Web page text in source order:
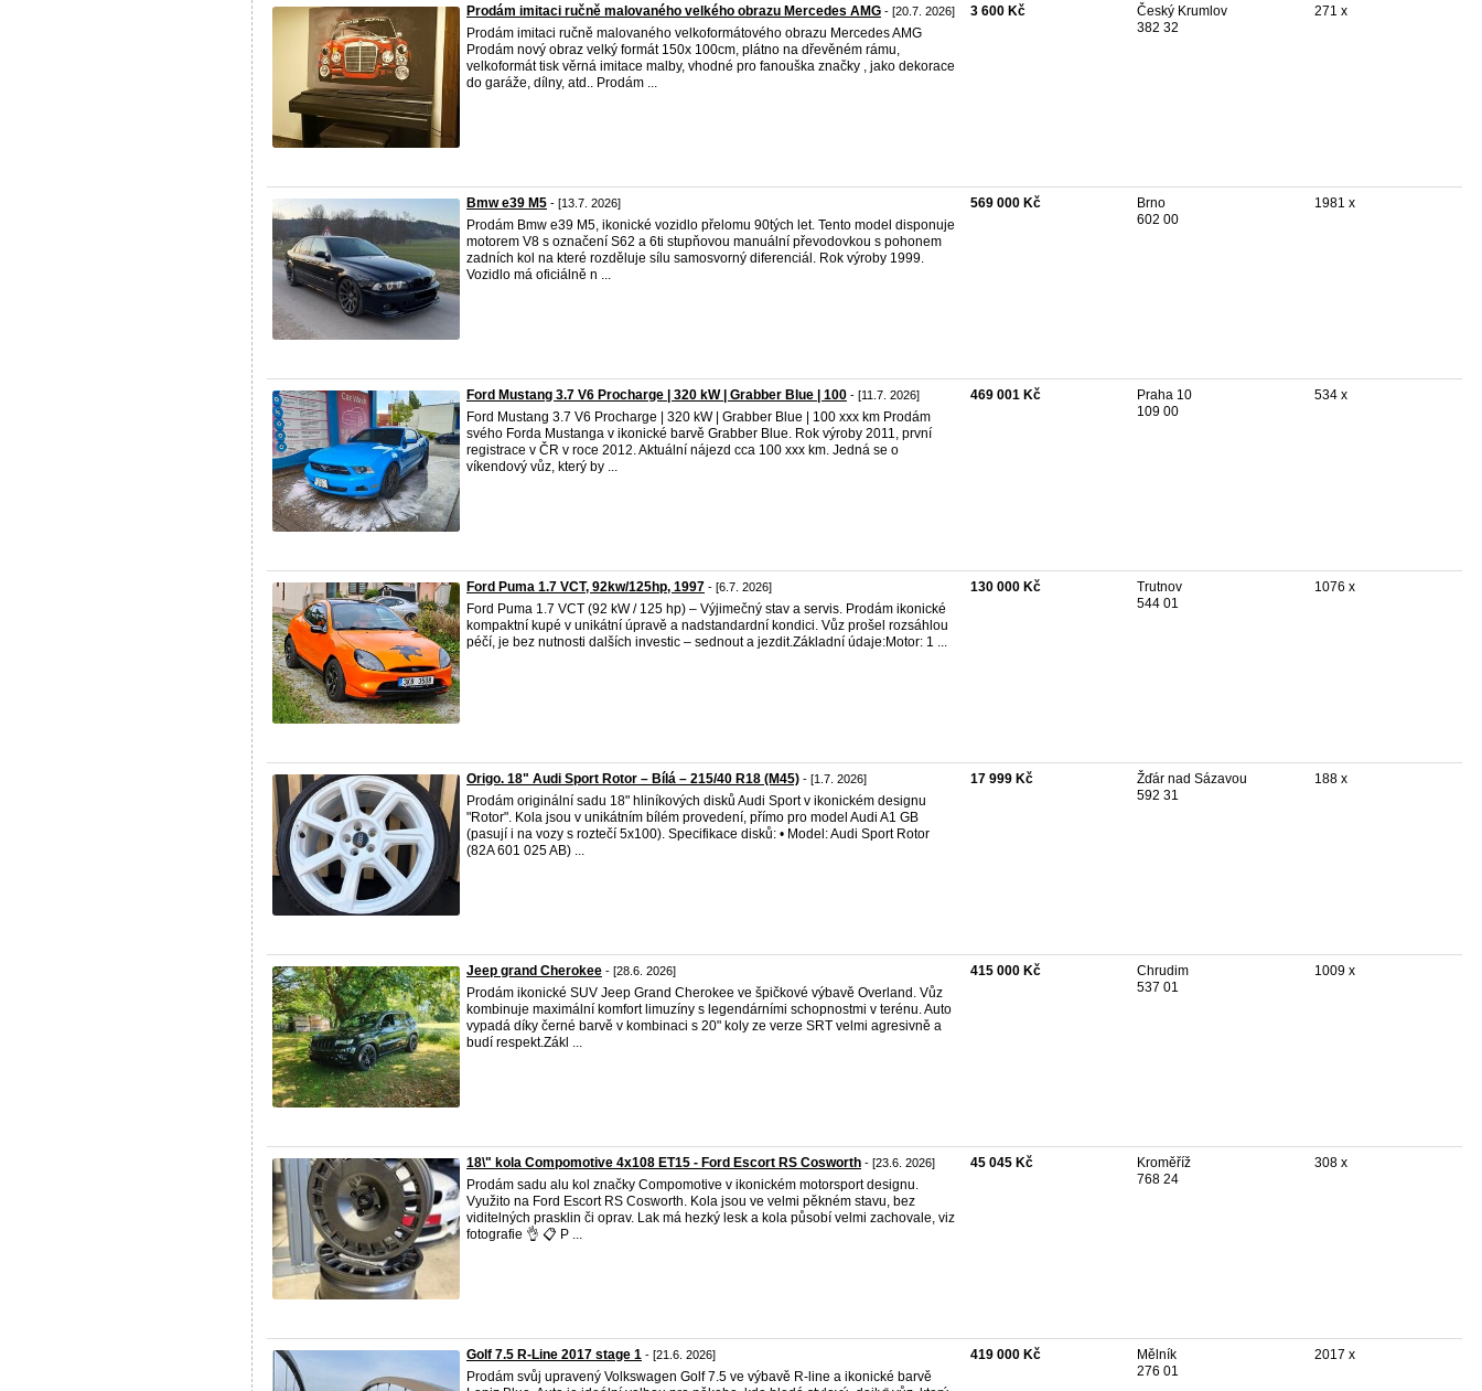
Prodám imitaci ručně malovaného velkého obrazu Mercedes AMG - [20.7. 2026]
Prodám imitaci ručně malovaného velkoformátového obrazu Mercedes AMG
Prodám nový obraz velký formát 150x 100cm, plátno na dřevěném rámu,
velkoformát tisk věrná imitace malby, vhodné pro fanouška značky , jako dekorace
do garáže, dílny, atd.. Prodám ...
3 600 Kč
Český Krumlov
382 32
271 x
Bmw e39 M5 - [13.7. 2026]
Prodám Bmw e39 M5, ikonické vozidlo přelomu 90tých let. Tento model disponuje
motorem V8 s označení S62 a 6ti stupňovou manuální převodovkou s pohonem
zadních kol na které rozděluje sílu samosvorný diferenciál. Rok výroby 1999.
Vozidlo má oficiálně n ...
569 000 Kč
Brno
602 00
1981 x
Ford Mustang 3.7 V6 Procharge | 320 kW | Grabber Blue | 100 - [11.7. 2026]
Ford Mustang 3.7 V6 Procharge | 320 kW | Grabber Blue | 100 xxx km Prodám
svého Forda Mustanga v ikonické barvě Grabber Blue. Rok výroby 2011, první
registrace v ČR v roce 2012. Aktuální nájezd cca 100 xxx km. Jedná se o
víkendový vůz, který by ...
469 001 Kč
Praha 10
109 00
534 x
Ford Puma 1.7 VCT, 92kw/125hp, 1997 - [6.7. 2026]
Ford Puma 1.7 VCT (92 kW / 125 hp) – Výjimečný stav a servis. Prodám ikonické
kompaktní kupé v unikátní úpravě a nadstandardní kondici. Vůz prošel rozsáhlou
péčí, je bez nutnosti dalších investic – sednout a jezdit. ​Základní údaje: ​Motor: 1 ...
130 000 Kč
Trutnov
544 01
1076 x
Origo. 18" Audi Sport Rotor – Bílá – 215/40 R18 (M45) - [1.7. 2026]
Prodám originální sadu 18" hliníkových disků Audi Sport v ikonickém designu
"Rotor". Kola jsou v unikátním bílém provedení, přímo pro model Audi A1 GB
(pasují i na vozy s roztečí 5x100). Specifikace disků: • Model: Audi Sport Rotor
(82A 601 025 AB) ...
17 999 Kč
Žďár nad Sázavou
592 31
188 x
Jeep grand Cherokee - [28.6. 2026]
Prodám ikonické SUV Jeep Grand Cherokee ve špičkové výbavě Overland. Vůz
kombinuje maximální komfort limuzíny s legendárními schopnostmi v terénu. Auto
vypadá díky černé barvě v kombinaci s 20" koly ze verze SRT velmi agresivně a
budí respekt. ​Zákl ...
415 000 Kč
Chrudim
537 01
1009 x
18\" kola Compomotive 4x108 ET15 - Ford Escort RS Cosworth - [23.6. 2026]
Prodám sadu alu kol značky Compomotive v ikonickém motorsport designu.
Využito na Ford Escort RS Cosworth. Kola jsou ve velmi pěkném stavu, bez
viditelných prasklin či oprav. Lak má hezký lesk a kola působí velmi zachovale, viz
fotografie 👌 📋 P ...
45 045 Kč
Kroměříž
768 24
308 x
Golf 7.5 R-Line 2017 stage 1 - [21.6. 2026]
Prodám svůj upravený Volkswagen Golf 7.5 ve výbavě R-line a ikonické barvě
419 000 Kč
Mělník
276 01
2017 x